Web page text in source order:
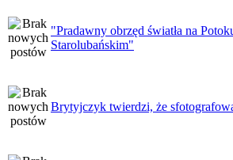
"Pradawny obrzęd światła na
Starolubańskim"
Brytyjczyk twierdzi, że